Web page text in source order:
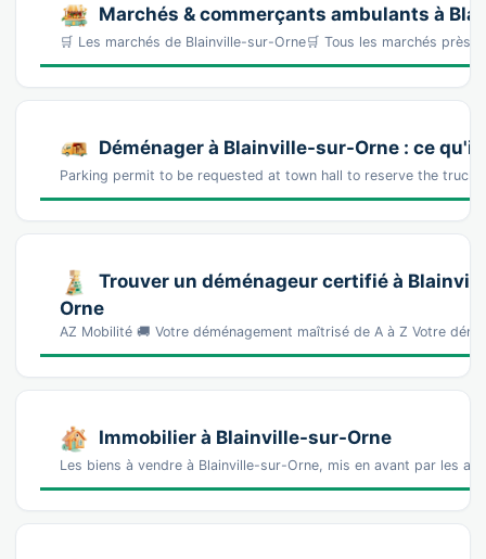
Marchés & commerçants ambulants à
🛒 Les marchés de Blainville-sur-Orne🛒 Tous les marchés près
Déménager à Blainville-sur-Orne : ce
Parking permit to be requested at town hall to reserve the truck
Trouver un déménageur certifié à
Orne
AZ Mobilité 🚚 Votre déménagement maîtrisé de A à Z Votre
Immobilier à Blainville-sur-Orne
Les biens à vendre à Blainville-sur-Orne, mis en avant par les